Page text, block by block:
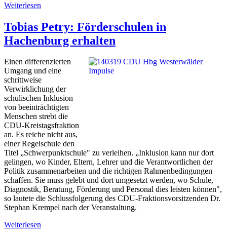
Weiterlesen
Tobias Petry: Förderschulen in
Hachenburg erhalten
Einen differenzierten
Umgang und eine
schrittweise
Verwirklichung der
schulischen Inklusion
von beeinträchtigten
Menschen strebt die
CDU-Kreistagsfraktion
an. Es reiche nicht aus,
einer Regelschule den
Titel „Schwerpunktschule" zu verleihen. „Inklusion kann nur dort
gelingen, wo Kinder, Eltern, Lehrer und die Verantwortlichen der
Politik zusammenarbeiten und die richtigen Rahmenbedingungen
schaffen. Sie muss gelebt und dort umgesetzt werden, wo Schule,
Diagnostik, Beratung, Förderung und Personal dies leisten können",
so lautete die Schlussfolgerung des CDU-Fraktionsvorsitzenden Dr.
Stephan Krempel nach der Veranstaltung.
Weiterlesen